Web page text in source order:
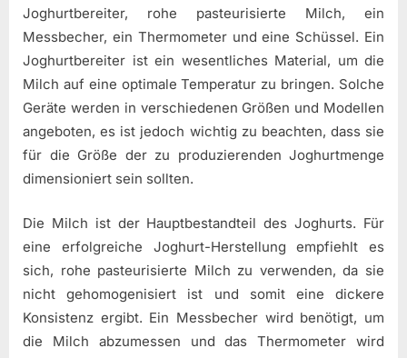
Joghurtbereiter, rohe pasteurisierte Milch, ein
Messbecher, ein Thermometer und eine Schüssel. Ein
Joghurtbereiter ist ein wesentliches Material, um die
Milch auf eine optimale Temperatur zu bringen. Solche
Geräte werden in verschiedenen Größen und Modellen
angeboten, es ist jedoch wichtig zu beachten, dass sie
für die Größe der zu produzierenden Joghurtmenge
dimensioniert sein sollten.
Die Milch ist der Hauptbestandteil des Joghurts. Für
eine erfolgreiche Joghurt-Herstellung empfiehlt es
sich, rohe pasteurisierte Milch zu verwenden, da sie
nicht gehomogenisiert ist und somit eine dickere
Konsistenz ergibt. Ein Messbecher wird benötigt, um
die Milch abzumessen und das Thermometer wird